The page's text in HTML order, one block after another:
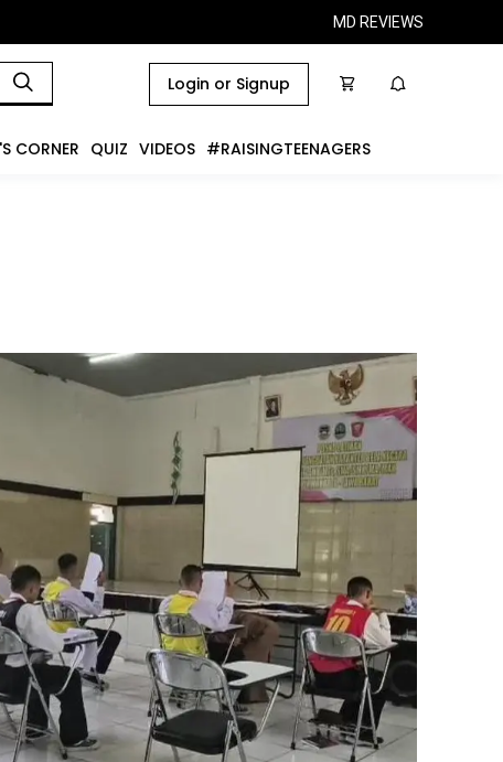
MD REVIEWS
Login or Signup
CORNER QUIZ VIDEOS #RAISINGTEENAGERS